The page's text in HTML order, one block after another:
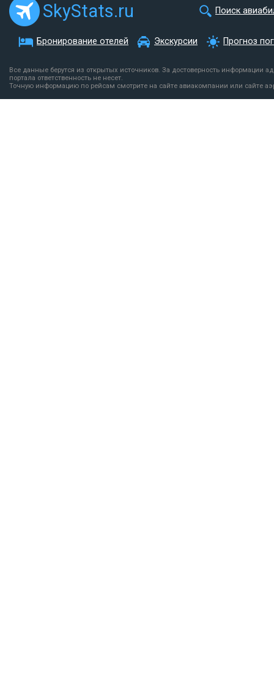
SkyStats.ru Поиск
Бронирование отелей Экскурсии Прогноз
Все данные берутся из открытых источников. За достоверность информации
портала ответственность не несет.
Точную информацию по рейсам смотрите на сайте авиакомпании или сайте